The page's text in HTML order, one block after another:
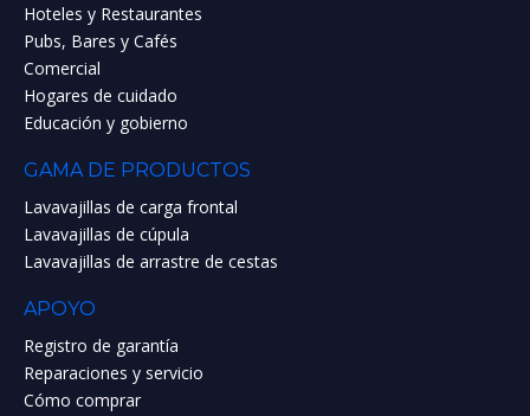
Hoteles y Restaurantes
Pubs, Bares y Cafés
Comercial
Hogares de cuidado
Educación y gobierno
GAMA DE PRODUCTOS
Lavavajillas de carga frontal
Lavavajillas de cúpula
Lavavajillas de arrastre de cestas
APOYO
Registro de garantía
Reparaciones y servicio
Cómo comprar